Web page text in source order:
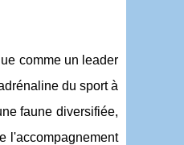
comme un leader
du sport à
faune diversifiée,
l'accompagnement